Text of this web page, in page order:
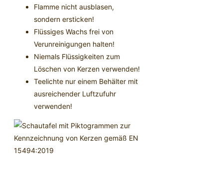
Flamme nicht ausblasen,
sondern ersticken!
Flüssiges Wachs frei von
Verunreinigungen halten!
Niemals Flüssigkeiten zum
Löschen von Kerzen verwenden!
Teelichte nur einem Behälter mit
ausreichender Luftzufuhr
verwenden!